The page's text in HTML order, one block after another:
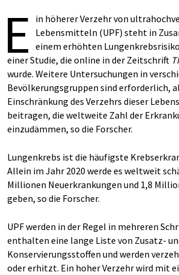
E
in höherer Verzehr von
Lebensmitteln (UPF) steht in
einem erhöhten
einer Studie, die online in der Zeitschrift
wurde. Weitere Untersuchungen in
Bevölkerungsgruppen sind erforderlich,
Einschränkung des Verzehrs dieser
beitragen, die weltweite Zahl der
einzudämmen, so die Forscher.
Lungenkrebs ist die häufigste
Allein im Jahr 2020 werde es weltweit
Millionen Neuerkrankungen und 1,8
geben, so die Forscher.
UPF werden in der Regel in mehreren
enthalten eine lange Liste von Zusatz-
Konservierungsstoffen und werden
oder erhitzt. Ein hoher Verzehr wird mit